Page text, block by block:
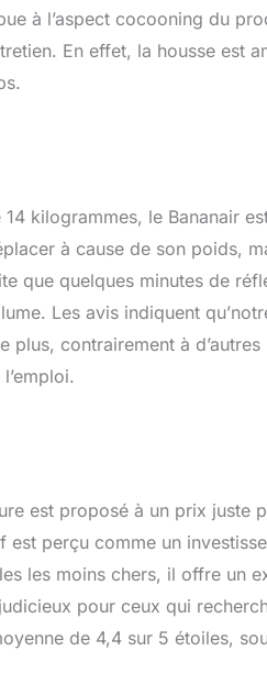
à l’aspect cocooning du
En effet, la housse est
kilogrammes, le Bananair
à cause de son poids,
que quelques minutes de
Les avis indiquent
contrairement à
est proposé à un prix
perçu comme un
les moins chers, il offre un
pour ceux qui
de 4,4 sur 5 étoiles,